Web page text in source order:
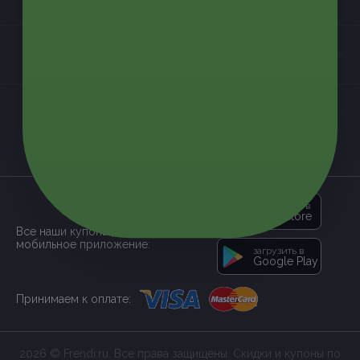
Все наши купоны доступны через
мобильное приложение:
загрузить в
App Store
загрузить в
Google Play
Принимаем к оплате:
2026 © Frendi.ru. Все права защищены. Скидки и купоны по